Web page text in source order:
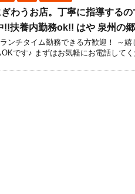
わうお店。丁寧に指導する
扶養内勤務ok!! はや 泉州の郷
ンチタイム勤務できる方歓迎！ ～嬉
です♪ まずはお気軽にお電話して